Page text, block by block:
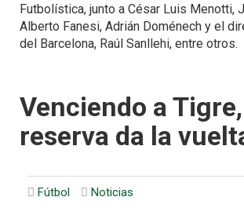
Futbolística, junto a César Luis Menotti,
Alberto Fanesi, Adrián Doménech y el
del Barcelona, Raúl Sanllehi, entre otros.
Venciendo a
reserva da la
Fútbol
Noticias